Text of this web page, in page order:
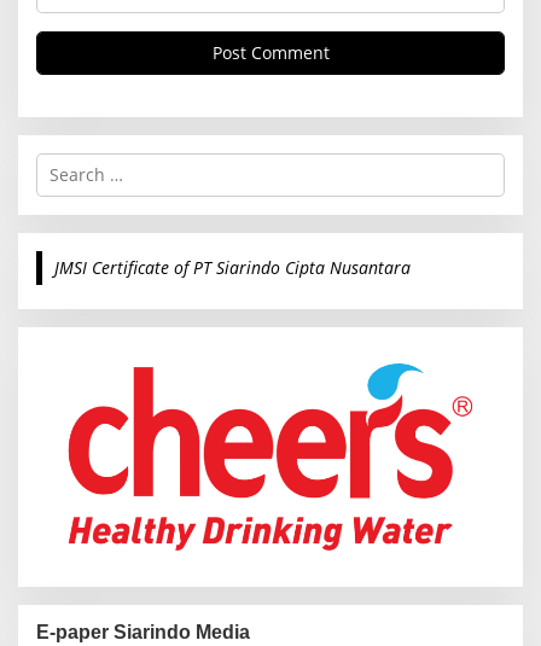
S
r
c
o
JMSI Certificate of PT Siarindo Cipta Nusantara
E-paper Siarindo Media